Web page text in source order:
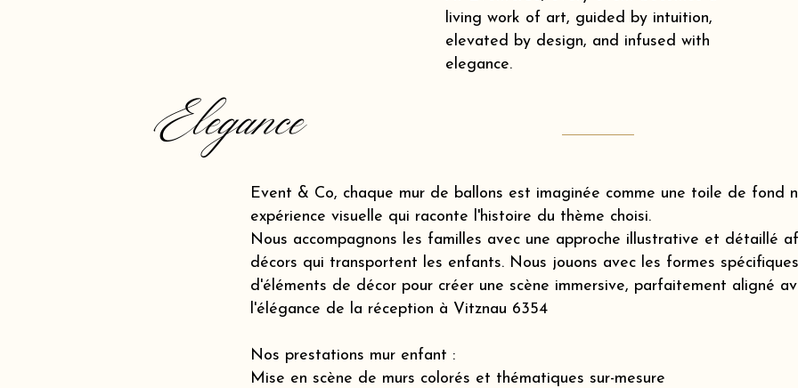
living work of art, guided by intuition,
elevated by design, and infused with
elegance.
Elegance
Event & Co, chaque mur de ballons est imaginée comme une toile de fond
expérience visuelle qui raconte l'histoire du thème choisi.
Nous accompagnons les familles avec une approche illustrative et détaillé
décors qui transportent les enfants. Nous jouons avec les formes
d'éléments de décor pour créer une scène immersive, parfaitement aligné
l'élégance de la réception à Vitznau 6354
Nos prestations mur enfant :
Mise en scène de murs colorés et thématiques sur-mesure